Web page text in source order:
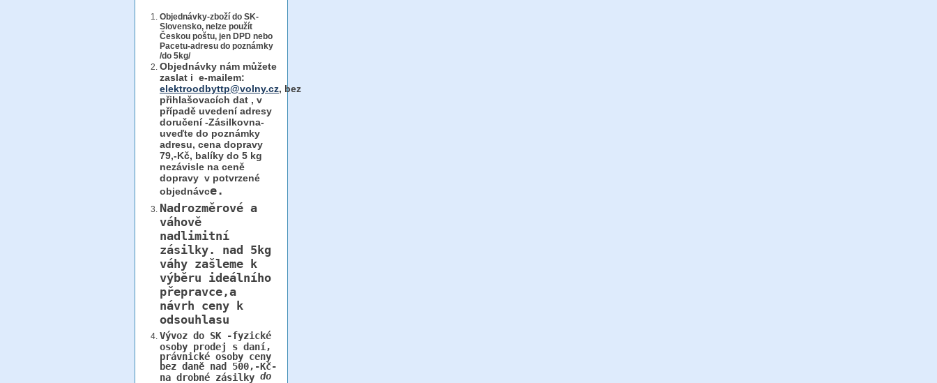
Objednávky-zboží do SK-
Slovensko, nelze použít
Českou poštu, jen DPD nebo
Pacetu-adresu do poznámky
/do 5kg/
Objednávky nám můžete
zaslat i e-mailem:
elektroodbyttp@volny.cz, bez
přihlašovacích dat , v
případě uvedení adresy
doručení -Zásilkovna-
uveďte do poznámky
adresu, cena dopravy
79,-Kč, balíky do 5 kg
nezávisle na ceně
dopravy v potvrzené
objednávce.
Nadrozměrové a
váhově
nadlimitní
zásilky. nad 5kg
váhy zašleme k
výběru ideálního
přepravce,a
návrh ceny k
odsouhlasu
Vývoz do SK -fyzické
osoby prodej s daní,
právnické osoby ceny
bez daně nad 500,-Kč-
na drobné zásilky do